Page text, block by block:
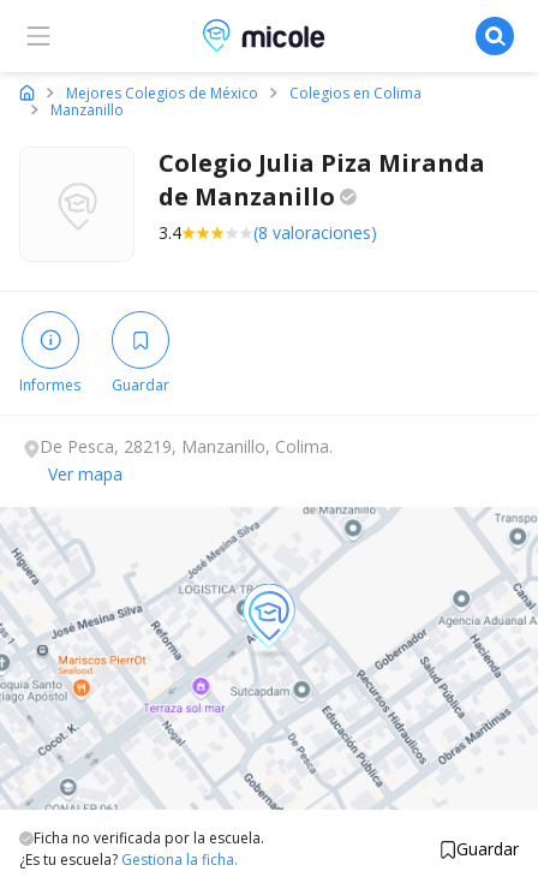
Micole, buscador de colegios
Mejores Colegios de México
Colegios en Colima
Manzanillo
Colegio Julia Piza Miranda
de Manzanillo
3.4 (8 valoraciones)
Informes Guardar
De Pesca, 28219, Manzanillo, Colima.
Ver mapa
Ficha no verificada por la escuela.
¿Es tu escuela? Gestiona la ficha. Guardar